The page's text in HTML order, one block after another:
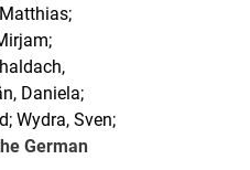
Daniela;
Wydra, Sven;
German